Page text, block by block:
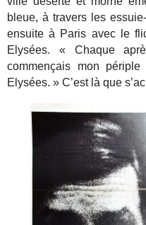
bleue, à travers les
ensuite à Paris avec le
Elysées. « Chaque
commençais mon
Elysées. » C’est là que